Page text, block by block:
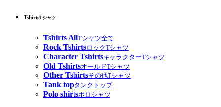
TshirtsTシャツ
Tshirts AllTシャツ全て
Rock TshirtsロックTシャツ
Character TshirtsキャラクターTシャツ
Old TshirtsオールドTシャツ
Other Tshirtsその他Tシャツ
Tank topタンクトップ
Polo shirtsポロシャツ